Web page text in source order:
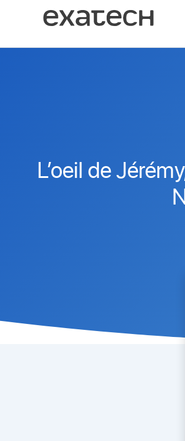
L’oeil de